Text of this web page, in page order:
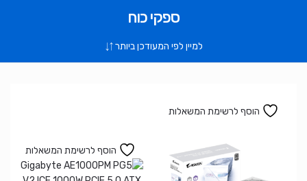
ספקי כוח
הוסף לרשימת המשאלות
הוסף לרשימת המשאלות